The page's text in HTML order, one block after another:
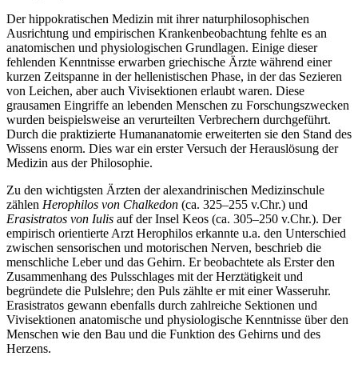
Der hippokratischen Medizin mit ihrer naturphilosophischen
Ausrichtung und empirischen Krankenbeobachtung fehlte es an
anatomischen und physiologischen Grundlagen. Einige dieser
fehlenden Kenntnisse erwarben griechische Ärzte während einer
kurzen Zeitspanne in der hellenistischen Phase, in der das Sezieren
von Leichen, aber auch Vivisektionen erlaubt waren. Diese
grausamen Eingriffe an lebenden Menschen zu Forschungszwecken
wurden beispielsweise an verurteilten Verbrechern durchgeführt.
Durch die praktizierte Humananatomie erweiterten sie den Stand des
Wissens enorm. Dies war ein erster Versuch der Herauslösung der
Medizin aus der Philosophie.
Zu den wichtigsten Ärzten der alexandrinischen Medizinschule
zählen Herophilos von Chalkedon (ca. 325–255 v.Chr.) und
Erasistratos von Iulis auf der Insel Keos (ca. 305–250 v.Chr.). Der
empirisch orientierte Arzt Herophilos erkannte u.a. den Unterschied
zwischen sensorischen und motorischen Nerven, beschrieb die
menschliche Leber und das Gehirn. Er beobachtete als Erster den
Zusammenhang des Pulsschlages mit der Herztätigkeit und
begründete die Pulslehre; den Puls zählte er mit einer Wasseruhr.
Erasistratos gewann ebenfalls durch zahlreiche Sektionen und
Vivisektionen anatomische und physiologische Kenntnisse über den
Menschen wie den Bau und die Funktion des Gehirns und des
Herzens.